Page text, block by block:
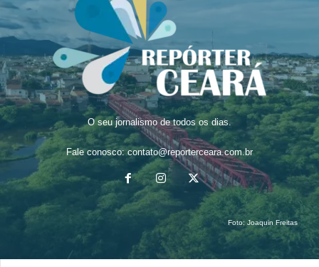
O seu jornalismo de todos os dias.
Fale conosco:contato@reporterceara.com.br
Foto: Joaquin Freitas